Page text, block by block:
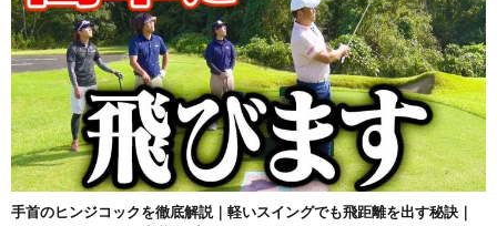
手首のヒンジコックを徹底解説｜軽いスイングでも飛距離を出す秘訣｜